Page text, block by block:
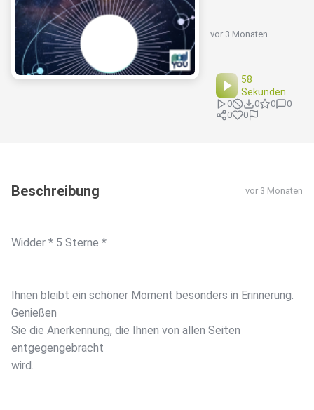
vor 3 Monaten
58
Sekunden
0 0 0
0
0
0
Beschreibung vor 3 Monaten
Widder * 5 Sterne *
Ihnen bleibt ein schöner Moment besonders in Erinnerung.
Genießen
Sie die Anerkennung, die Ihnen von allen Seiten
entgegengebracht
wird.